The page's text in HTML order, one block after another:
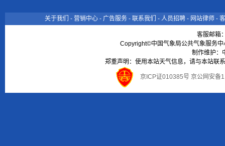
关于我们 - 营销中心 - 广告服务 - 联系我们 - 人员招聘 - 网站律师 -
客服邮箱
Copyright©中国气象局公共气象服务
制作维护：
郑重声明：使用本站天气信息，请与本站联
京ICP证010385号 京公网安备